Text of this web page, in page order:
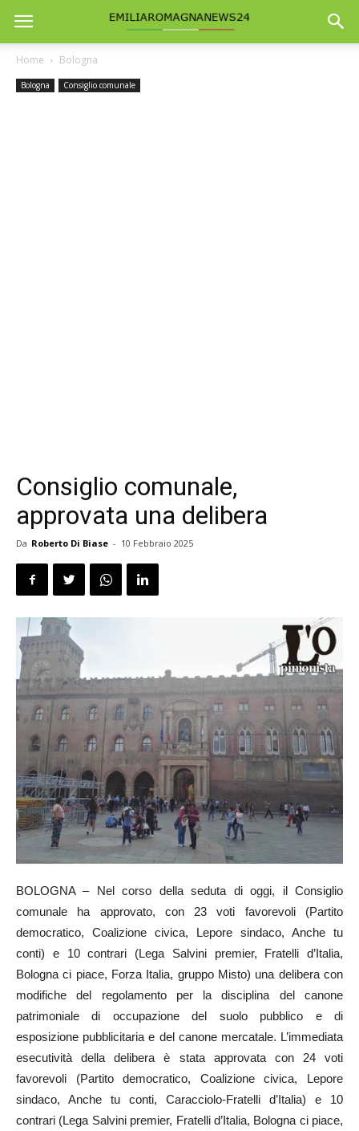
Home Bologna
Bologna Consiglio comunale
Consiglio comunale,
approvata una delibera
Da Roberto Di Biase - 10 Febbraio 2025
BOLOGNA – Nel corso della seduta di oggi, il Consiglio
comunale ha approvato, con 23 voti favorevoli (Partito
democratico, Coalizione civica, Lepore sindaco, Anche tu
conti) e 10 contrari (Lega Salvini premier, Fratelli d’Italia,
Bologna ci piace, Forza Italia, gruppo Misto) una delibera con
modifiche del regolamento per la disciplina del canone
patrimoniale di occupazione del suolo pubblico e di
esposizione pubblicitaria e del canone mercatale. L’immediata
esecutività della delibera è stata approvata con 24 voti
favorevoli (Partito democratico, Coalizione civica, Lepore
sindaco, Anche tu conti, Caracciolo-Fratelli d’Italia) e 10
contrari (Lega Salvini premier, Fratelli d’Italia, Bologna ci piace,